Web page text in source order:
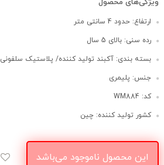
ویژگی‌های محصول
ارتفاع: حدود 4 سانتی متر
رده سنی: بالای 5 سال
بسته بندی: آکبند تولید کننده/ پلاستیک سلفونی
جنس: پلیمری
کد: WM884
کشور تولید کننده: چین
این محصول ناموجود می‌باشد